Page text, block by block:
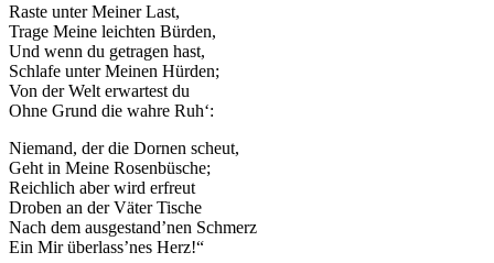
Raste unter Meiner Last,
Trage Meine leichten Bürden,
Und wenn du getragen hast,
Schlafe unter Meinen Hürden;
Von der Welt erwartest du
Ohne Grund die wahre Ruh‘:
Niemand, der die Dornen scheut,
Geht in Meine Rosenbüsche;
Reichlich aber wird erfreut
Droben an der Väter Tische
Nach dem ausgestand’nen Schmerz
Ein Mir überlass’nes Herz!“
optional.
Sie werden
benötigt,
damit die
Website
funktioniert.
Statistik
Mit diesen
Cookies
können wir die